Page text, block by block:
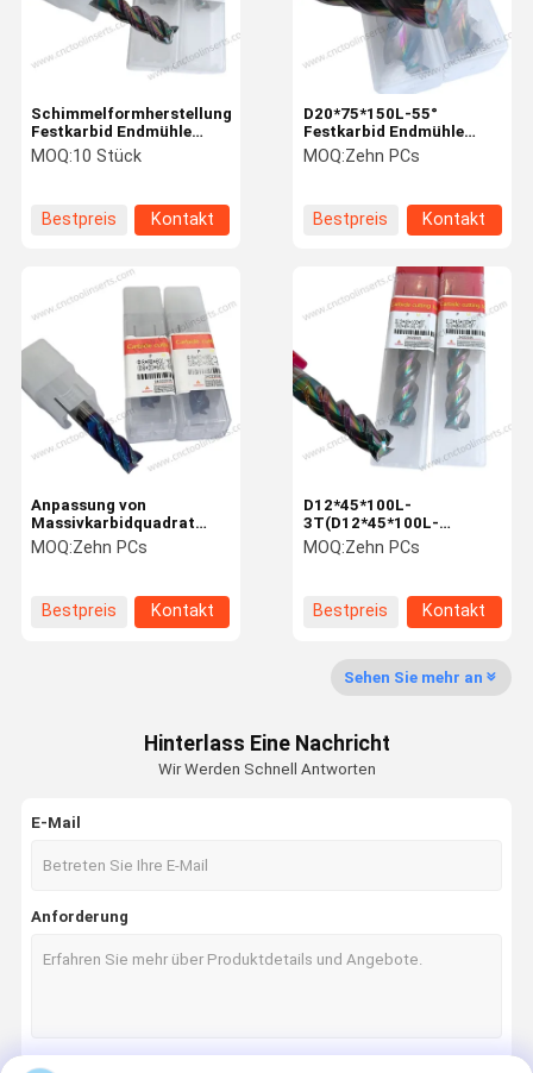
Zu Hause
Werksbesich
Qualitätskon Kontakt Mit
Serien für die Präzisionsschleiferei
Spezielle flexible Rillenserie
Spezielle Getriebe-Formungsreihe
Spezielle Nutfräs-Serie
Spezielle Ausrüstung
D20*75*150L-55°
Festkarbid Endmühle
Hitzebeständigkeit CNC
Endmühle Bits
MOQ:Zehn PCs
Bestpreis Kontakt
Schimmelformherstellung
Festkarbid Endmühle
D8*24*60L-55°
Endmühlenschneider
MOQ:10 Stück
Bestpreis Kontakt
D12*45*100L-
3T(D12*45*100L-
55°))Festkarbid
Endmühle 3C Elektronik
MOQ:Zehn PCs
Bestpreis Kontakt
Anpassung von
Massivkarbidquadrat
Endmühle Herstellung
von Medizinprodukten
MOQ:Zehn PCs
Bestpreis Kontakt
Sehen Sie mehr an
Hinterlass Eine Nachricht
Wir Werden Schnell Antworten
E-Mail
Anforderung